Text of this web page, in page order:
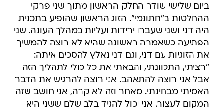
ביום שלישי שודר החלק הראשון מתוך שני פרקי
ההחלטות ב"חתונמי". הזוג הראשון שהופיע בתכנית
היה דני ושני שעברו ירידות ועליות במהלך העונה. שני
הפתיעה כשאמרה ראשונה שהיא לא רוצה להמשיך
את הזוגיות עם דני, וגם דני נאלץ להסכים איתה:
"רציתי, התכוונתי, והבאתי את כל כולי לתהליך הזה
אבל אני רוצה להתאהב. אני רוצה להרגיש את הדבר
האמיתי מבחינתי. מאחר וזה לא קרה, אני חושב שזה
המקום לעצור. אני יכול להגיד בלב שלם ששני היא